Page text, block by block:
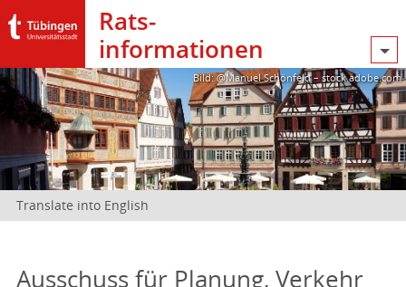
Rats­
informationen
Bild: @Manuel Schönfeld – stock.adobe.com
Translate into English
Ausschuss für Planung, Verkehr